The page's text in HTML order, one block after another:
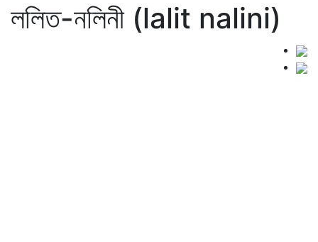
ললিত-নলিনী (lalit nalini)